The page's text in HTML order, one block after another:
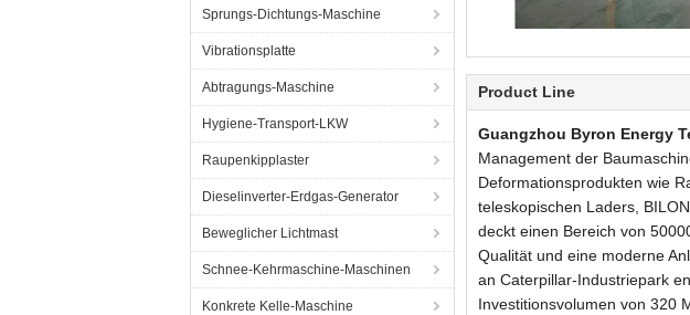
Sprungs-Dichtungs-Maschine
Vibrationsplatte
Abtragungs-Maschine
Hygiene-Transport-LKW
Raupenkipplaster
Dieselinverter-Erdgas-Generator
Beweglicher Lichtmast
Schnee-Kehrmaschine-Maschinen
Konkrete Kelle-Maschine
Product Line
Guangzhou Byron Energy
Management der
Deformationsprodukten wie
teleskopischen Laders,
deckt einen Bereich von
Qualität und eine moderne
an Caterpillar-Industriepark
Investitionsvolumen von 320